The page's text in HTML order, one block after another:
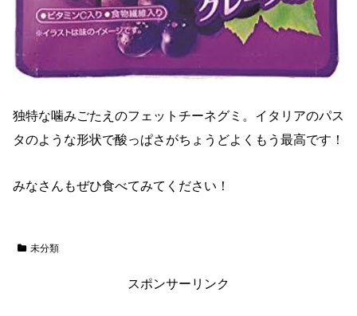
独特な噛みごたえのフェットチーネグミ。イタリアのパス
タのような形状で酸っぱさがちょうどよくもう最高です！
みなさんもぜひ食べてみてください！
未分類
スポンサーリンク